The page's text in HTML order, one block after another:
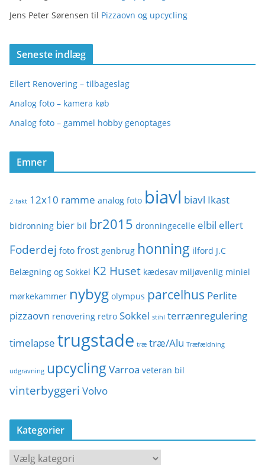
Jens Peter Sørensen til Pizzaovn og upcycling
Seneste indlæg
Ellert Renovering – tilbageslag
Analog foto – kamera køb
Analog foto – gammel hobby genoptages
Emner
2-takt 12x10 ramme analog foto biavl biavl Ikast
bidronning bier bil br2015 dronningecelle elbil ellert
Foderdej foto frost genbrug honning ilford J.C
Belægning og Sokkel K2 Huset kædesav miljøvenlig miniel
mørkekammer nybyg olympus parcelhus Perlite
pizzaovn renovering retro Sokkel stihl terrænregulering
timelapse trugstade træ træ/Alu Træfældning
udgravning upcycling Varroa veteran bil
vinterbyggeri Volvo
Kategorier
K